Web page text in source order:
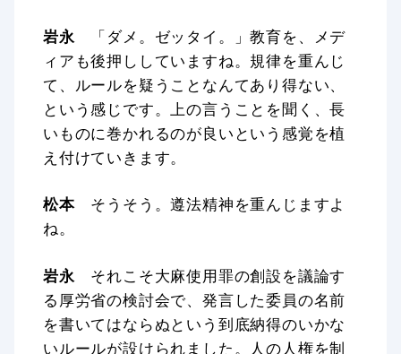
岩永 「ダメ。ゼッタイ。」教育を、メデ
ィアも後押ししていますね。規律を重んじ
て、ルールを疑うことなんてあり得ない、
という感じです。上の言うことを聞く、長
いものに巻かれるのが良いという感覚を植
え付けていきます。
松本そうそう。遵法精神を重んじますよ
ね。
岩永それこそ大麻使用罪の創設を議論す
る厚労省の検討会で、発言した委員の名前
を書いてはならぬという到底納得のいかな
いルールが設けられました。人の人権を制